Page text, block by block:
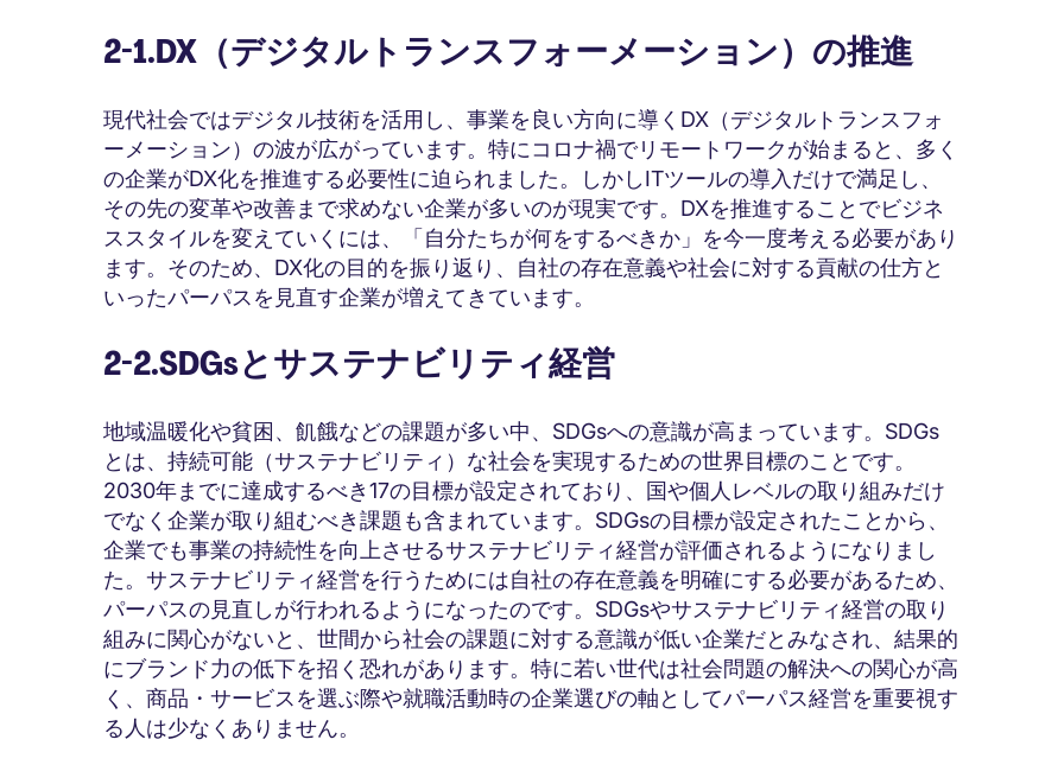
2-1.DX（デジタルトランスフォーメーション）の推進
現代社会ではデジタル技術を活用し、事業を良い方向に導くDX（デジタルトランスフォ
ーメーション）の波が広がっています。特にコロナ禍でリモートワークが始まると、多く
の企業がDX化を推進する必要性に迫られました。しかしITツールの導入だけで満足し、
その先の変革や改善まで求めない企業が多いのが現実です。DXを推進することでビジネ
ススタイルを変えていくには、「自分たちが何をするべきか」を今一度考える必要があり
ます。そのため、DX化の目的を振り返り、自社の存在意義や社会に対する貢献の仕方と
いったパーパスを見直す企業が増えてきています。
2-2.SDGsとサステナビリティ経営
地域温暖化や貧困、飢餓などの課題が多い中、SDGsへの意識が高まっています。SDGs
とは、持続可能（サステナビリティ）な社会を実現するための世界目標のことです。
2030年までに達成するべき17の目標が設定されており、国や個人レベルの取り組みだけ
でなく企業が取り組むべき課題も含まれています。SDGsの目標が設定されたことから、
企業でも事業の持続性を向上させるサステナビリティ経営が評価されるようになりまし
た。サステナビリティ経営を行うためには自社の存在意義を明確にする必要があるため、
パーパスの見直しが行われるようになったのです。SDGsやサステナビリティ経営の取り
組みに関心がないと、世間から社会の課題に対する意識が低い企業だとみなされ、結果的
にブランド力の低下を招く恐れがあります。特に若い世代は社会問題の解決への関心が高
く、商品・サービスを選ぶ際や就職活動時の企業選びの軸としてパーパス経営を重要視す
る人は少なくありません。